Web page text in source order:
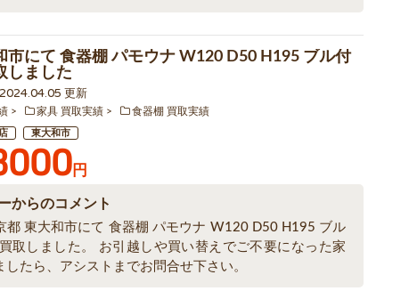
市にて 食器棚 パモウナ W120 D50 H195 ブル付
しました
更新
家具 買取実績 食器棚 買取実績
東大和市
円
からのコメント
都 東大和市にて 食器棚 パモウナ W120 D50 H195 ブル
取しました。 お引越しや買い替えでご不要になった家
したら、アシストまでお問合せ下さい。